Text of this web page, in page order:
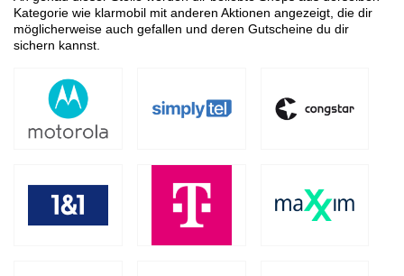
Kategorie wie klarmobil mit anderen Aktionen angezeigt, die dir
möglicherweise auch gefallen und deren Gutscheine du dir
sichern kannst.